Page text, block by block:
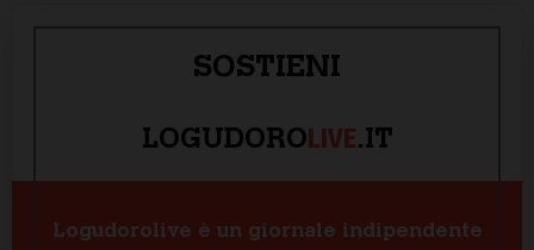
SOSTIENI
LOGUDOROLIVE.IT
Logudorolive è un giornale indipendente